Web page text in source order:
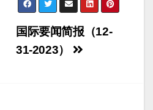
国际要闻简报（12-
31-2023）